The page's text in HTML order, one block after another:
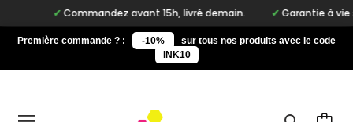
Commandez avant 15h, livré demain. Garantie à vie sur
Première commande ? : -10%
sur tous nos produits avec le code
INK10